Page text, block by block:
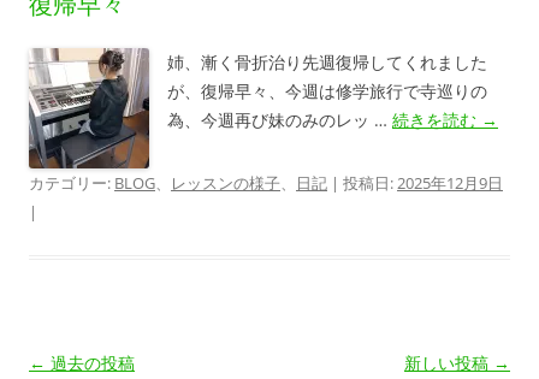
姉、漸く骨折治り先週復帰してくれました
が、復帰早々、今週は修学旅行で寺巡りの
為、今週再び妹のみのレッ … 続きを読む →
カテゴリー: BLOG、 レッスンの様子、 日記 | 投稿日:2025年12月9日
|
投
← 過去の投稿 新しい投稿 →